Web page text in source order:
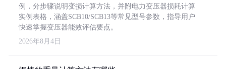
例，分步骤说明变损计算方法，并附电力变压器损耗计算
实例表格，涵盖SCB10/SCB13等常见型号参数，指导用户
快速掌握变压器能效评估要点。
2026年8月4日